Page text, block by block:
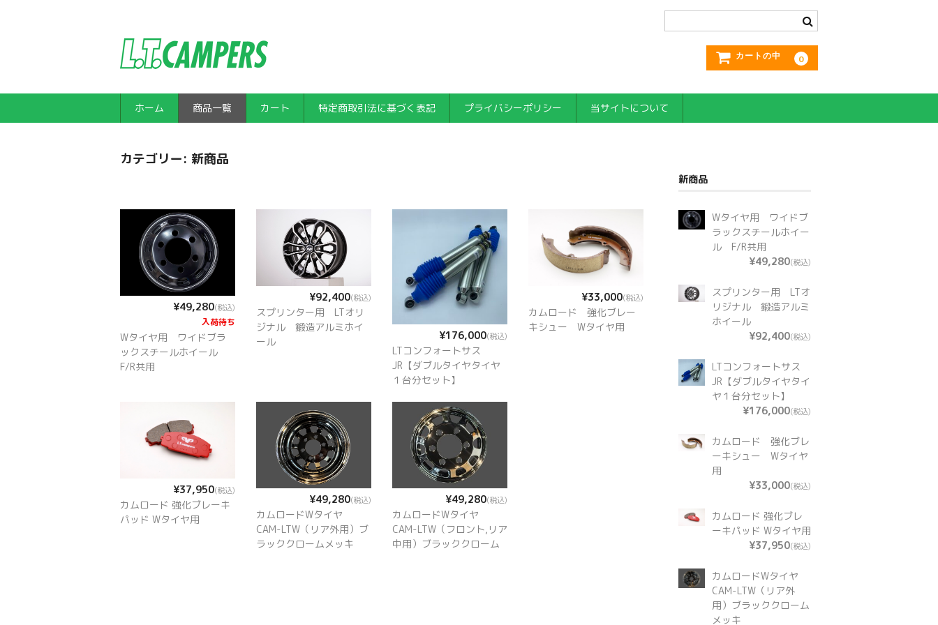
カートの中 0
ホーム 商品一覧 カート 特定商取引法に基づく表記 プライバシーポリシー 当サイトについて
カテゴリー: 新商品
¥49,280(税込)
入荷待ち
Wタイヤ用 ワイドブラ
ックスチールホイール
F/R共用
¥92,400(税込)
スプリンター用 LTオリ
ジナル 鍛造アルミホイ
ール
¥176,000(税込)
LTコンフォートサス
JR【ダブルタイヤタイヤ
１台分セット】
¥33,000(税込)
カムロード 強化ブレー
キシュー Wタイヤ用
¥37,950(税込)
カムロード 強化ブレーキ
パッド Wタイヤ用
¥49,280(税込)
カムロードWタイヤ
CAM-LTW（リア外用）ブ
ラッククロームメッキ
¥49,280(税込)
カムロードWタイヤ
CAM-LTW（フロント,リア
中用）ブラッククローム
新商品
Wタイヤ用 ワイドブ
ラックスチールホイー
ル F/R共用
¥49,280(税込)
スプリンター用 LTオ
リジナル 鍛造アルミ
ホイール
¥92,400(税込)
LTコンフォートサス
JR【ダブルタイヤタイ
ヤ１台分セット】
¥176,000(税込)
カムロード 強化ブレ
ーキシュー Wタイヤ
用
¥33,000(税込)
カムロード 強化ブレ
ーキパッド Wタイヤ用
¥37,950(税込)
カムロードWタイヤ
CAM-LTW（リア外
用）ブラッククローム
メッキ